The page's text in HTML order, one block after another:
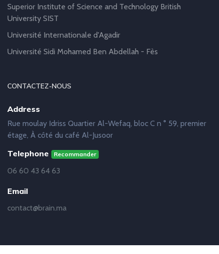
Superior Institute of Science and Technology British
University SIST
Université Internationale d'Agadir
Université Sidi Mohamed Ben Abdellah - Fès
CONTACTEZ-NOUS
Address
Rue moulay Idriss Quartier Al-Wefaq, bloc C n ° 59, premier
étage, À côté du café Al-Jusoor
Telephone Recommander
06 60 43 64 63
Email
contact@brain.ma